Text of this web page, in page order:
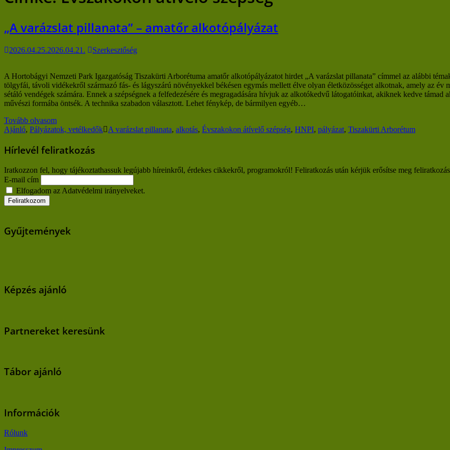
„A varázslat pillanata” – amatőr alkotópályázat
2026.04.25.2026.04.21. Szerkesztőség
A Hortobágyi Nemzeti Park Igazgatóság Tiszakürti Arborétuma amatőr alkotópályázatot hirdet „A varázslat pillanata” címmel az alábbi
tölgyfái, távoli vidékekről származó fás- és lágyszárú növényekkel békésen egymás mellett élve olyan életközösséget alkotnak, amely az év
sétáló vendégek számára. Ennek a szépségnek a felfedezésére és megragadására hívjuk az alkotókedvű látogatóinkat, akiknek kedve
művészi formába öntsék. A technika szabadon választott. Lehet fénykép, de bármilyen egyéb…
Tovább olvasom
Ajánló, Pályázatok, vetélkedők A varázslat pillanata, alkotás, Évszakokon átívelő szépség, HNPI, pályázat, Tiszakürti Arborétum
Hírlevél feliratkozás
Iratkozzon fel, hogy tájékoztathassuk legújabb híreinkről, érdekes cikkekről, programokról! Feliratkozás után kérjük erősítse meg
E-mail cím
Elfogadom az Adatvédelmi irányelveket.
Gyűjtemények
Képzés ajánló
Partnereket keresünk
Tábor ajánló
Információk
Rólunk